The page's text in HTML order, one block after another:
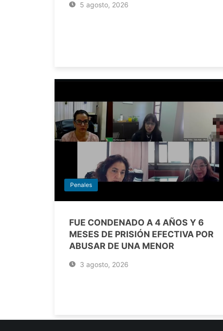
5 agosto, 2026
Penales
FUE CONDENADO A 4 AÑOS Y 6
MESES DE PRISIÓN EFECTIVA POR
ABUSAR DE UNA MENOR
3 agosto, 2026